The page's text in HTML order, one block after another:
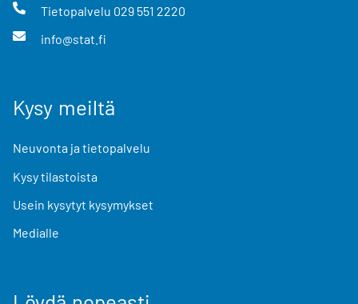
Tietopalvelu 029 551 2220
info@stat.fi
Kysy meiltä
Neuvonta ja tietopalvelu
Kysy tilastoista
Usein kysytyt kysymykset
Medialle